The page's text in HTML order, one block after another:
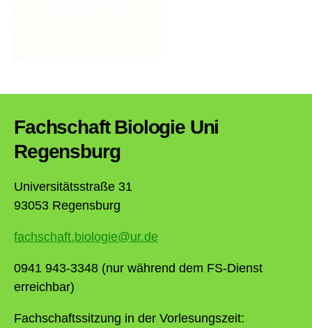
Fachschaft Biologie Uni
Regensburg
Universitätsstraße 31
93053 Regensburg
fachschaft.biologie@ur.de
0941 943-3348 (nur während dem FS-Dienst
erreichbar)
Fachschaftssitzung in der Vorlesungszeit: